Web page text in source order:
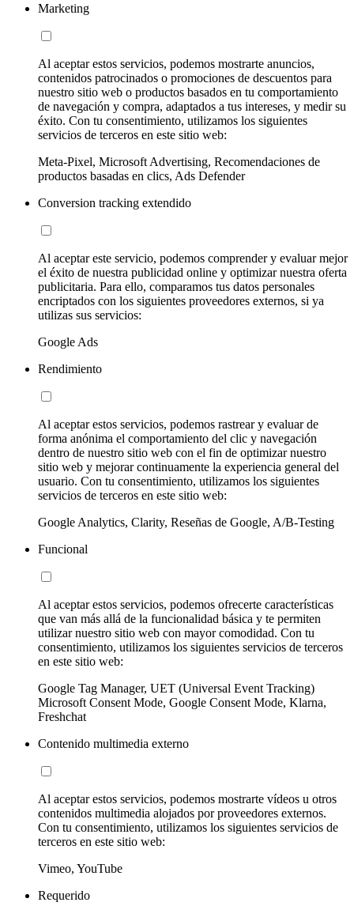
Marketing
Al aceptar estos servicios, podemos mostrarte anuncios,
contenidos patrocinados o promociones de descuentos para
nuestro sitio web o productos basados en tu comportamiento
de navegación y compra, adaptados a tus intereses, y medir su
éxito. Con tu consentimiento, utilizamos los siguientes
servicios de terceros en este sitio web:
Meta-Pixel, Microsoft Advertising, Recomendaciones de
productos basadas en clics, Ads Defender
Conversion tracking extendido
Al aceptar este servicio, podemos comprender y evaluar mejor
el éxito de nuestra publicidad online y optimizar nuestra oferta
publicitaria. Para ello, comparamos tus datos personales
encriptados con los siguientes proveedores externos, si ya
utilizas sus servicios:
Google Ads
Rendimiento
Al aceptar estos servicios, podemos rastrear y evaluar de
forma anónima el comportamiento del clic y navegación
dentro de nuestro sitio web con el fin de optimizar nuestro
sitio web y mejorar continuamente la experiencia general del
usuario. Con tu consentimiento, utilizamos los siguientes
servicios de terceros en este sitio web:
Google Analytics, Clarity, Reseñas de Google, A/B-Testing
Funcional
Al aceptar estos servicios, podemos ofrecerte características
que van más allá de la funcionalidad básica y te permiten
utilizar nuestro sitio web con mayor comodidad. Con tu
consentimiento, utilizamos los siguientes servicios de terceros
en este sitio web:
Google Tag Manager, UET (Universal Event Tracking)
Microsoft Consent Mode, Google Consent Mode, Klarna,
Freshchat
Contenido multimedia externo
Al aceptar estos servicios, podemos mostrarte vídeos u otros
contenidos multimedia alojados por proveedores externos.
Con tu consentimiento, utilizamos los siguientes servicios de
terceros en este sitio web:
Vimeo, YouTube
Requerido